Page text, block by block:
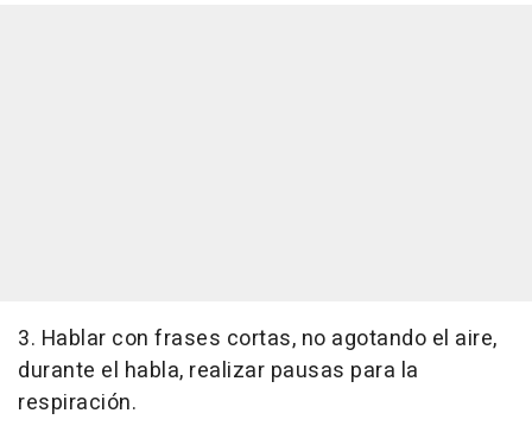
3. Hablar con frases cortas, no agotando el aire,
durante el habla, realizar pausas para la
respiración.